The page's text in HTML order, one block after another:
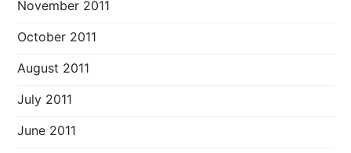
November 2011
October 2011
August 2011
July 2011
June 2011